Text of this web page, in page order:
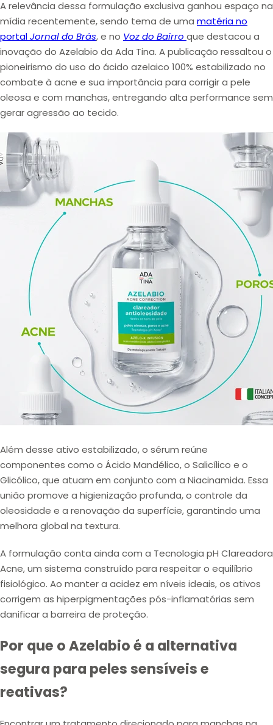
A relevância dessa formulação exclusiva ganhou espaço na
mídia recentemente, sendo tema de uma matéria no
portalJornal do Brás, e no Voz do Bairro que destacou a
inovação do Azelabio da Ada Tina. A publicação ressaltou o
pioneirismo do uso do ácido azelaico 100% estabilizado no
combate à acne e sua importância para corrigir a pele
oleosa e com manchas, entregando alta performance sem
gerar agressão ao tecido.
Além desse ativo estabilizado, o sérum reúne
componentes como o Ácido Mandélico, o Salicílico e o
Glicólico, que atuam em conjunto com a Niacinamida. Essa
união promove a higienização profunda, o controle da
oleosidade e a renovação da superfície, garantindo uma
melhora global na textura.
A formulação conta ainda com a Tecnologia pH Clareadora
Acne, um sistema construído para respeitar o equilíbrio
fisiológico. Ao manter a acidez em níveis ideais, os ativos
corrigem as hiperpigmentações pós-inflamatórias sem
danificar a barreira de proteção.
Por que o Azelabio é a alternativa
segura para peles sensíveis e
reativas?